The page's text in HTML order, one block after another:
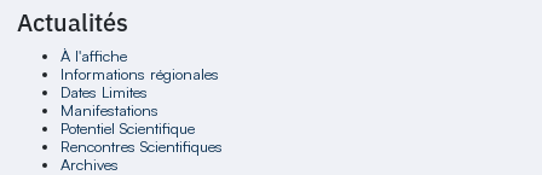
Actualités
À l'affiche
Informations régionales
Dates Limites
Manifestations
Potentiel Scientifique
Rencontres Scientifiques
Archives